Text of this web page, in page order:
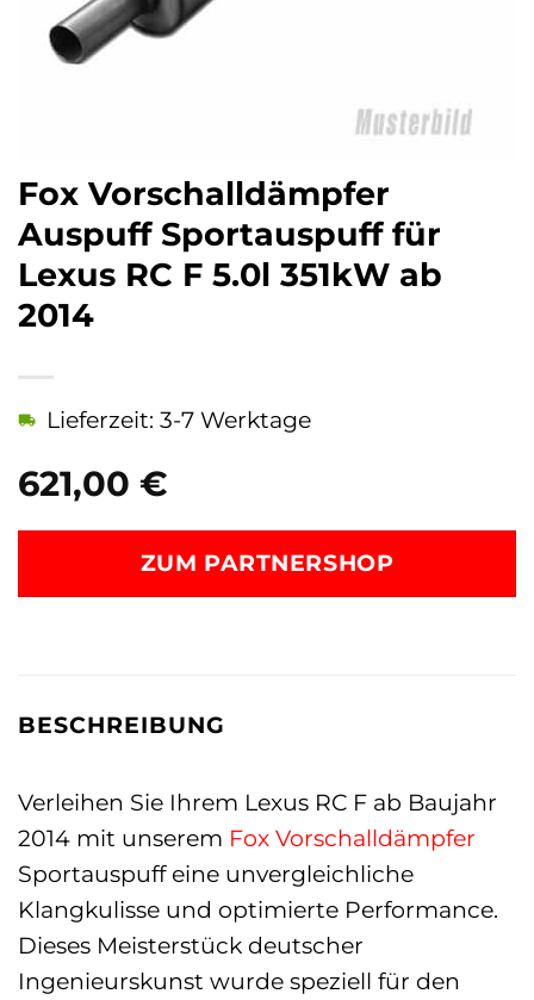
Fox Vorschalldämpfer
Auspuff Sportauspuff für
Lexus RC F 5.0l 351kW ab
2014
621,00 €
Lieferzeit: 3-7 Werktage
ZUM PARTNERSHOP
BESCHREIBUNG
Verleihen Sie Ihrem Lexus RC F ab Baujahr
2014 mit unserem Fox Vorschalldämpfer
Sportauspuff eine unvergleichliche
Klangkulisse und optimierte Performance.
Dieses Meisterstück deutscher
Ingenieurskunst wurde speziell für den